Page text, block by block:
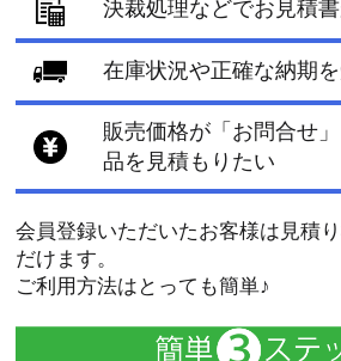
決裁処理などでお見積
在庫状況や正確な納期
販売価格が「お問合せ
品を見積もりたい
会員登録いただいたお客様は見積
だけます。
ご利用方法はとっても簡単♪